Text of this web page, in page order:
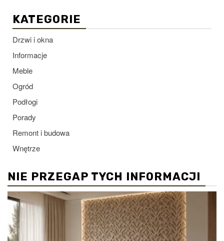
KATEGORIE
Drzwi i okna
Informacje
Meble
Ogród
Podłogi
Porady
Remont i budowa
Wnętrze
NIE PRZEGAP TYCH INFORMACJI